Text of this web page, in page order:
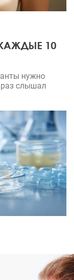
10
нужно
слышал